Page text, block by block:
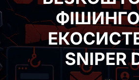
SNIPER